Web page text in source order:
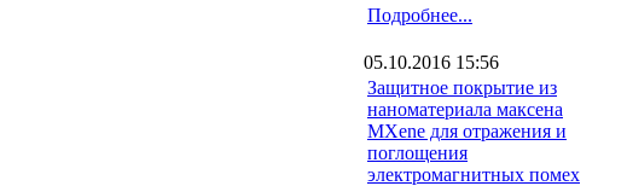
Подробнее...
05.10.2016 15:56
Защитное покрытие из
наноматериала максена
MXene для отражения и
поглощения
электромагнитных помех